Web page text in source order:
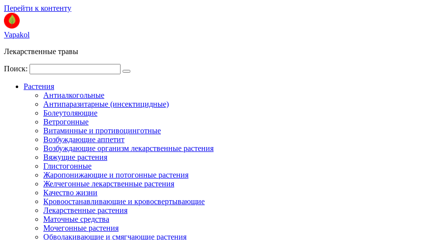
Перейти к контенту
Vapakol
Лекарственные травы
Поиск:
Растения
Антиалкогольные
Антипаразитарные (инсектицидные)
Болеутоляющие
Ветрогонные
Витаминные и противоцинготные
Возбуждающие аппетит
Возбуждающие организм лекарственные растения
Вяжущие растения
Глистогонные
Жаропонижающие и потогонные растения
Желчегонные лекарственные растения
Качество жизни
Кровоостанавливающие и кровосвертывающие
Лекарственные растения
Маточные средства
Мочегонные растения
Обволакивающие и смягчающие растения